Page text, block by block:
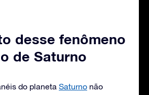
desse fenômeno
de Saturno
do planeta Saturno não